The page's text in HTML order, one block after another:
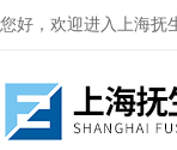
您好，欢迎进入上海抚